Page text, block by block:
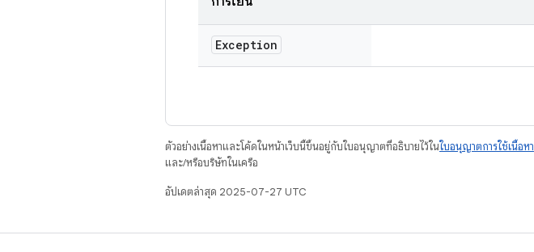
Exception
ตัวอย่างเนื้อหาและโค้ดในหน้าเว็บนี้ขึ้นอยู่กับใบอนุญาตที่อธิบายไว้ในใบอนุญาตการใช้เนื้อหา
และ/หรือบริษัทในเครือ
อัปเดตล่าสุด 2025-07-27 UTC